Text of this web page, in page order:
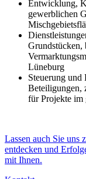
Entwicklung,
gewerblichen
Grundstücken,
Lüneburg
Steuerung
Beteiligungen,
für Projekte im
Lassen auch Sie uns
entdecken und
mit Ihnen.